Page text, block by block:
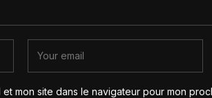
mon site dans le navigateur pour mon